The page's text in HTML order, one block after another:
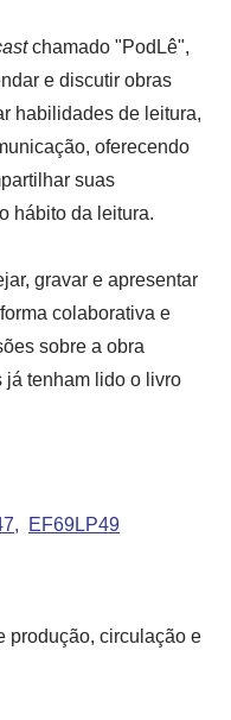
chamado "PodLê",
e discutir obras
habilidades de leitura,
oferecendo
suas
hábito da leitura.
gravar e apresentar
colaborativa e
sobre a obra
já tenham lido o livro
EF69LP49
produção, circulação e